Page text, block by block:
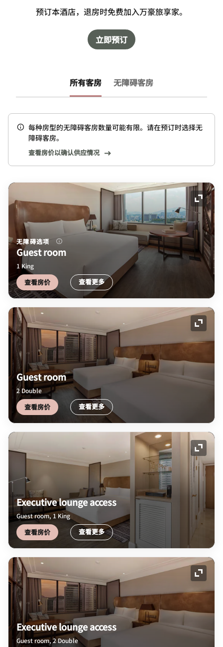
预订本酒店，退房时免费加入万豪旅享家。
立即预订
所有客房 无障碍客房
每种房型的无障碍客房数量可能有限。请在预订时选择无
障碍客房。
查看房价以确认供应情况
展开
无障碍选项
Guest room
1 King
查看房价 查看更多
展开
Guest room
2 Double
查看房价 查看更多
展开
Executive lounge access
Guest room, 1 King
查看房价 查看更多
展开
Executive lounge access
Guest room, 2 Double